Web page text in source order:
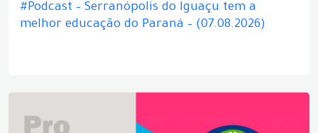
#Podcast – Serranópolis do Iguaçu tem a
melhor educação do Paraná – (07.08.2026)